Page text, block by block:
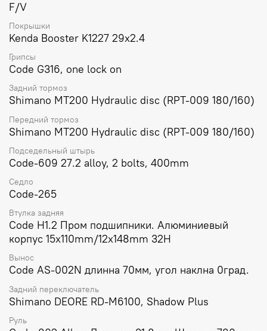
F/V
Покрышки
Kenda Booster K1227 29x2.4
Грипсы
Code G316, one lock on
Задний тормоз
Shimano MT200 Hydraulic disc (RPT-009 180/160)
Передний тормоз
Shimano MT200 Hydraulic disc (RPT-009 180/160)
Подседельный штырь
Code-609 27.2 аlloy, 2 bolts, 400mm
Седло
Code-265
Втулка задняя
Code H1.2 Пром подшипники. Алюминиевый
корпус 15x110mm/12x148mm 32H
Вынос
Code AS-002N длинна 70мм, угол наклна 0град.
Задний переключатель
Shimano DEORE RD-M6100, Shadow Plus
Руль